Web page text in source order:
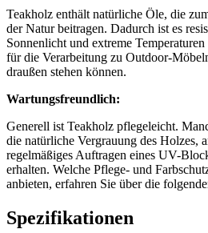
Teakholz enthält natürliche Öle, die
der Natur beitragen. Dadurch ist es
Sonnenlicht und extreme
für die Verarbeitung zu Outdoor-
draußen stehen können.
Wartungsfreundlich:
Generell ist Teakholz pflegeleicht.
die natürliche Vergrauung des Holzes,
regelmäßiges Auftragen eines UV-
erhalten. Welche Pflege- und
anbieten, erfahren Sie über die
Spezifikationen